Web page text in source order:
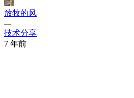
放牧的风
—
技术分享
7 年前